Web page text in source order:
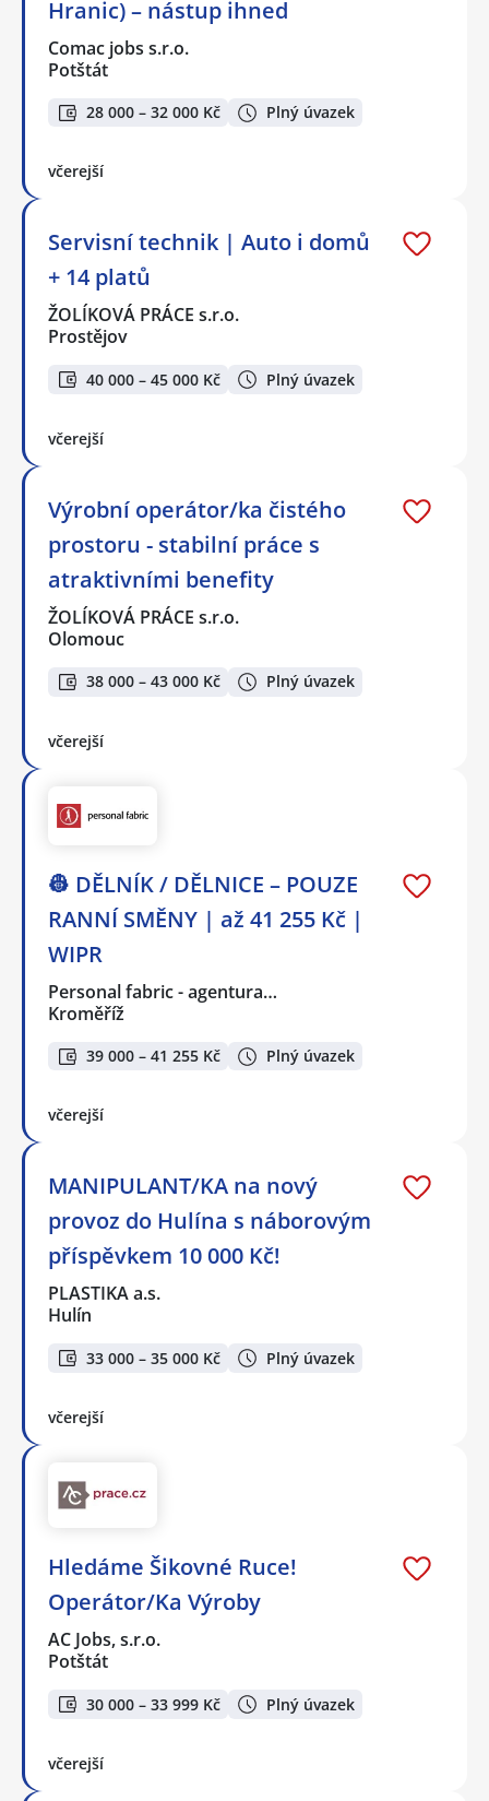
Hranic) – nástup ihned
Comac jobs s.r.o.
Potštát
28 000 – 32 000 Kč Plný úvazek
včerejší
Servisní technik | Auto i domů
+ 14 platů
ŽOLÍKOVÁ PRÁCE s.r.o.
Prostějov
40 000 – 45 000 Kč Plný úvazek
včerejší
Výrobní operátor/ka čistého
prostoru - stabilní práce s
atraktivními benefity
ŽOLÍKOVÁ PRÁCE s.r.o.
Olomouc
38 000 – 43 000 Kč Plný úvazek
včerejší
👷 DĚLNÍK / DĚLNICE – POUZE
RANNÍ SMĚNY | až 41 255 Kč |
WIPR
Personal fabric - agentura…
Kroměříž
39 000 – 41 255 Kč Plný úvazek
včerejší
MANIPULANT/KA na nový
provoz do Hulína s náborovým
příspěvkem 10 000 Kč!
PLASTIKA a.s.
Hulín
33 000 – 35 000 Kč Plný úvazek
včerejší
Hledáme Šikovné Ruce!
Operátor/Ka Výroby
AC Jobs, s.r.o.
Potštát
30 000 – 33 999 Kč Plný úvazek
včerejší